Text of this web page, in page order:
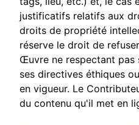
justificatifs relatifs aux
droits de propriété
réserve le droit de
Œuvre ne respectant pas
ses directives éthiques
en vigueur. Le
du contenu qu'il met en